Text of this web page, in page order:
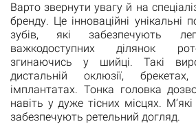
Варто звернути увагу й на
бренду. Це інноваційні унікальні
зубів, які забезпечують
важкодоступних ділянок
згинаючись у шийці. Такі
дистальній оклюзії,
імплантатах. Тонка головка
навіть у дуже тісних місцях.
забезпечують ретельний догляд.